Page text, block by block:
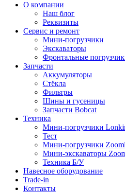
О компании
Наш блог
Реквизиты
Сервис и ремонт
Мини-погрузчики
Экскаваторы
Фронтальные
Запчасти
Аккумуляторы
Стёкла
Фильтры
Шины и гусеницы
Запчасти Bobcat
Техника
Мини-погрузчики
Тест
Мини-погрузчики
Мини-экскаваторы
Техника Б/У
Навесное оборудование
Trade-in
Контакты